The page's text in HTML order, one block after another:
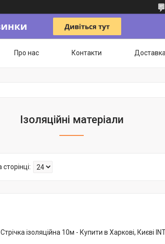
Про нас Контакти
Ізоляційні матеріали
Стрічка ізоляційна 10м - Купити в Харкові, Києві